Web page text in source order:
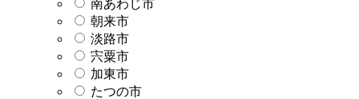
南あわじ市
朝来市
淡路市
宍粟市
加東市
たつの市